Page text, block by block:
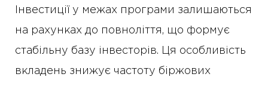
Інвестиції у межах програми залишаються
на рахунках до повноліття, що формує
стабільну базу інвесторів. Ця особливість
вкладень знижує частоту біржових